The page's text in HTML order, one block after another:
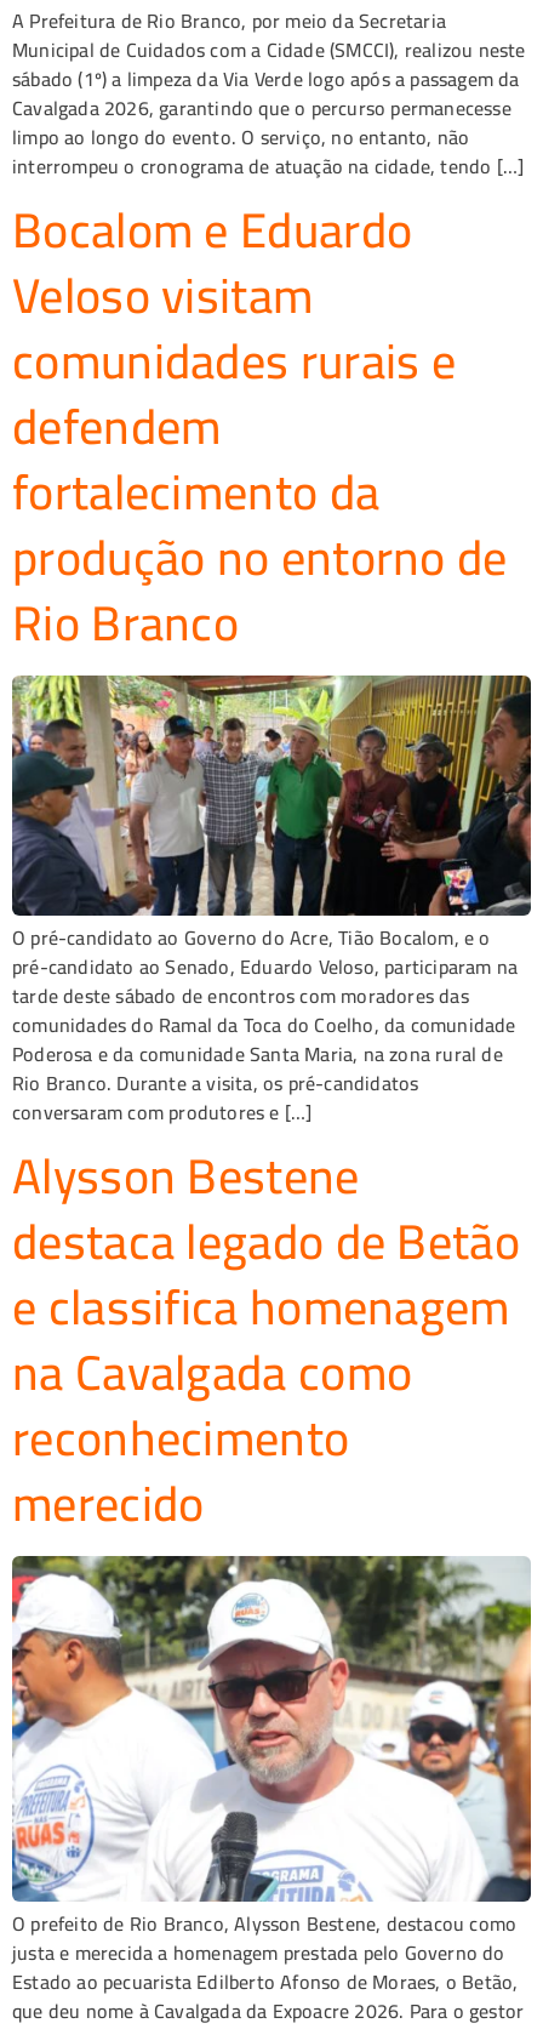
A Prefeitura de Rio Branco, por meio da Secretaria
Municipal de Cuidados com a Cidade (SMCCI), realizou neste
sábado (1º) a limpeza da Via Verde logo após a passagem da
Cavalgada 2026, garantindo que o percurso permanecesse
limpo ao longo do evento. O serviço, no entanto, não
interrompeu o cronograma de atuação na cidade, tendo […]
Bocalom e Eduardo
Veloso visitam
comunidades rurais e
defendem
fortalecimento da
produção no entorno de
Rio Branco
O pré-candidato ao Governo do Acre, Tião Bocalom, e o
pré-candidato ao Senado, Eduardo Veloso, participaram na
tarde deste sábado de encontros com moradores das
comunidades do Ramal da Toca do Coelho, da comunidade
Poderosa e da comunidade Santa Maria, na zona rural de
Rio Branco. Durante a visita, os pré-candidatos
conversaram com produtores e […]
Alysson Bestene
destaca legado de Betão
e classifica homenagem
na Cavalgada como
reconhecimento
merecido
O prefeito de Rio Branco, Alysson Bestene, destacou como
justa e merecida a homenagem prestada pelo Governo do
Estado ao pecuarista Edilberto Afonso de Moraes, o Betão,
que deu nome à Cavalgada da Expoacre 2026. Para o gestor